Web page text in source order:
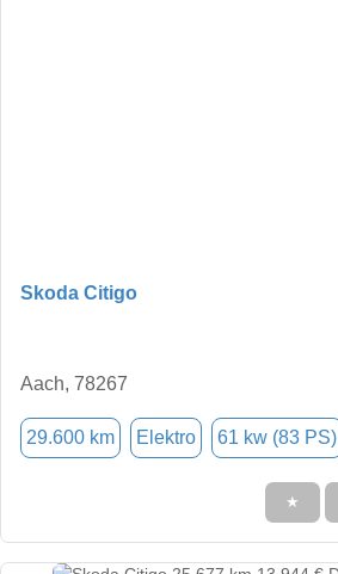
Skoda Citigo
Aach, 78267
29.600 km Elektro 61 kw (83 PS)
★